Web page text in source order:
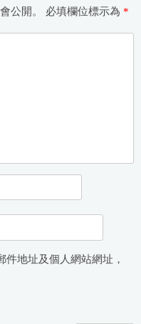
公開。 必填欄位標示為 *
地址及個人網站網址，